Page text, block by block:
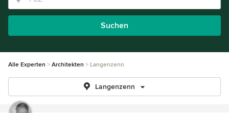
Suchen
Alle Experten Architekten Langenzenn
Langenzenn